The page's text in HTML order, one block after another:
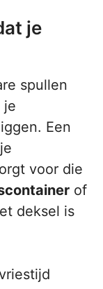
je
spullen
je
Een
voor die
of
deksel is